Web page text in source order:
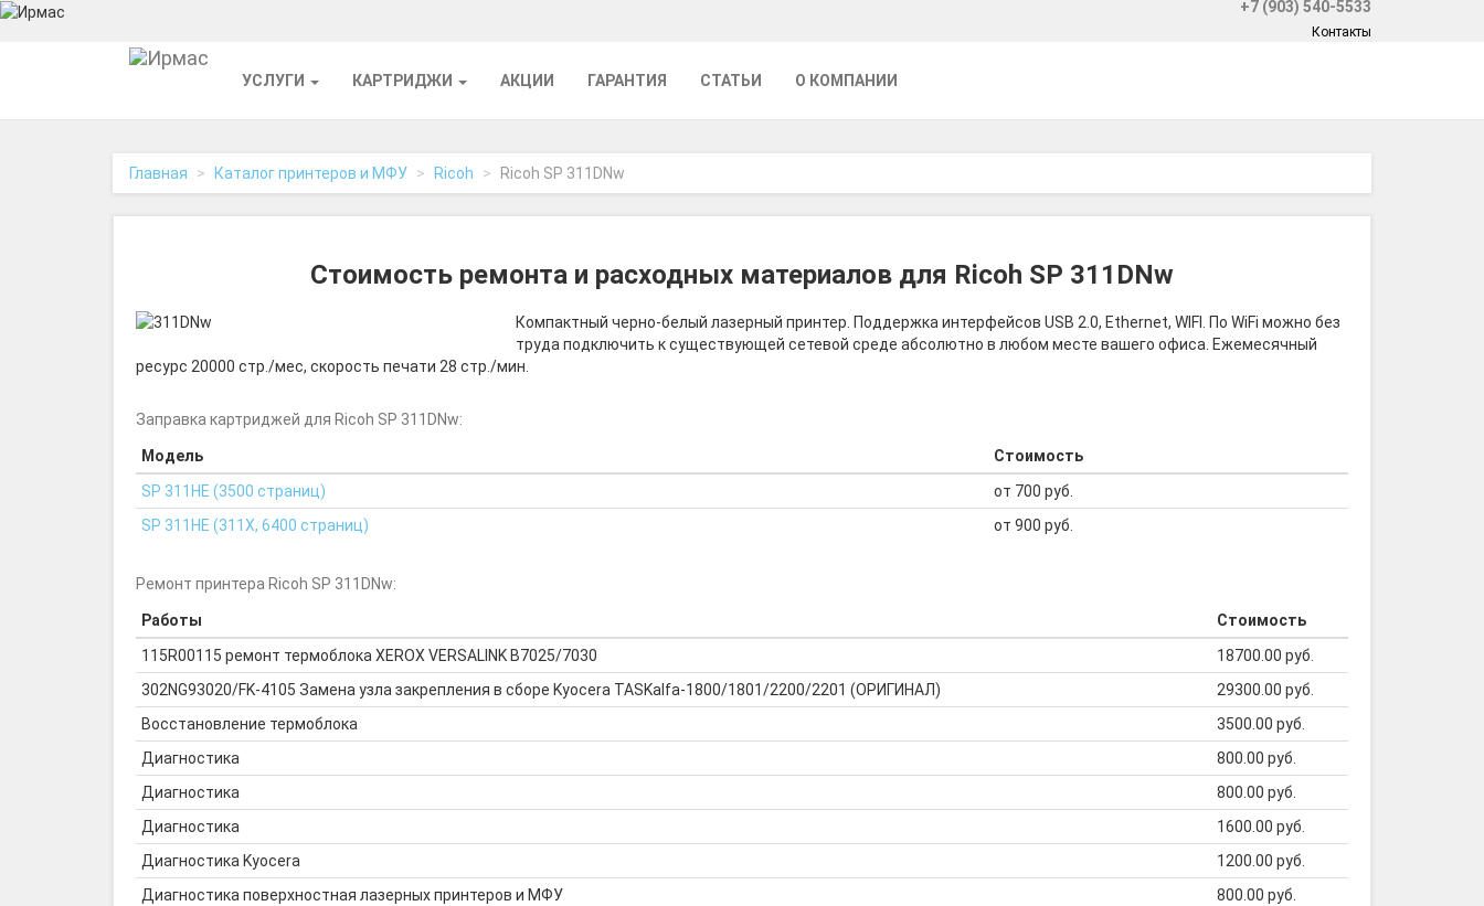
+7 (903) 540-5533
Контакты
УСЛУГИ КАРТРИДЖИ АКЦИИ ГАРАНТИЯ СТАТЬИ О КОМПАНИИ
Главная Каталог принтеров и МФУ Ricoh Ricoh SP 311DNw
Стоимость ремонта и расходных материалов для Ricoh SP 311DNw
Компактный черно-белый лазерный принтер. Поддержка интерфейсов USB 2.0, Ethernet, WIFI. По WiFi можно без
труда подключить к существующей сетевой среде абсолютно в любом месте вашего офиса. Ежемесячный
ресурс 20000 стр./мес, скорость печати 28 стр./мин.
Заправка картриджей для Ricoh SP 311DNw:
Модель
Стоимость
SP 311HE (3500 страниц)
от 700 руб.
SP 311HE (311X, 6400 страниц)
от 900 руб.
Ремонт принтера Ricoh SP 311DNw:
Работы
Стоимость
115R00115 ремонт термоблока XEROX VERSALINK B7025/7030
18700.00 руб.
302NG93020/FK-4105 Замена узла закрепления в сборе Kyocera TASKalfa-1800/1801/2200/2201 (ОРИГИНАЛ)
29300.00 руб.
Восстановление термоблока
3500.00 руб.
Диагностика
800.00 руб.
Диагностика
800.00 руб.
Диагностика
1600.00 руб.
Диагностика Kyocera
1200.00 руб.
Диагностика поверхностная лазерных принтеров и МФУ
800.00 руб.